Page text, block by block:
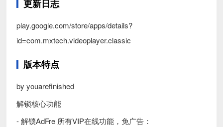
更新日志
play.google.com/store/apps/details?
id=com.mxtech.videoplayer.classic
版本特点
by youarefinished
解锁核心功能
- 解锁AdFre 所有VIP在线功能，免广告：